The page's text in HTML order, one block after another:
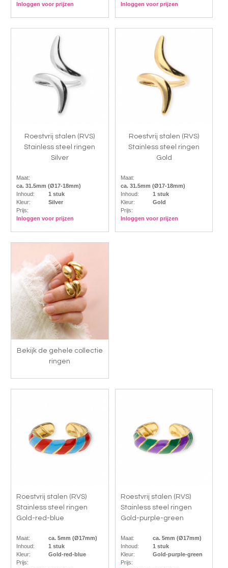
Inloggen voor prijzen
Inloggen voor prijzen
Roestvrij stalen (RVS)
Stainless steel ringen
Silver
Maat:
ca. 31.5mm (Ø17-18mm)
Inhoud:
1 stuk
Kleur:
Silver
Prijs:
Inloggen voor prijzen
Roestvrij stalen (RVS)
Stainless steel ringen
Gold
Maat:
ca. 31.5mm (Ø17-18mm)
Inhoud:
1 stuk
Kleur:
Gold
Prijs:
Inloggen voor prijzen
Bekijk de gehele collectie
ringen
Roestvrij stalen (RVS)
Stainless steel ringen
Gold-red-blue
Maat:
ca. 5mm (Ø17mm)
Inhoud:
1 stuk
Kleur:
Gold-red-blue
Prijs:
Roestvrij stalen (RVS)
Stainless steel ringen
Gold-purple-green
Maat:
ca. 5mm (Ø17mm)
Inhoud:
1 stuk
Kleur:
Gold-purple-green
Prijs: